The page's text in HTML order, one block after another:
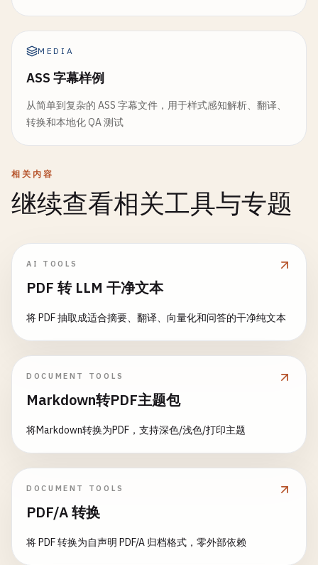
MEDIA
ASS 字幕样例
从简单到复杂的 ASS 字幕文件，用于样式感知解析、翻译、
转换和本地化 QA 测试
相关内容
继续查看相关工具与专题
AI TOOLS
PDF 转 LLM 干净文本
将 PDF 抽取成适合摘要、翻译、向量化和问答的干净纯文本
DOCUMENT TOOLS
Markdown转PDF主题包
将Markdown转换为PDF，支持深色/浅色/打印主题
DOCUMENT TOOLS
PDF/A 转换
将 PDF 转换为自声明 PDF/A 归档格式，零外部依赖